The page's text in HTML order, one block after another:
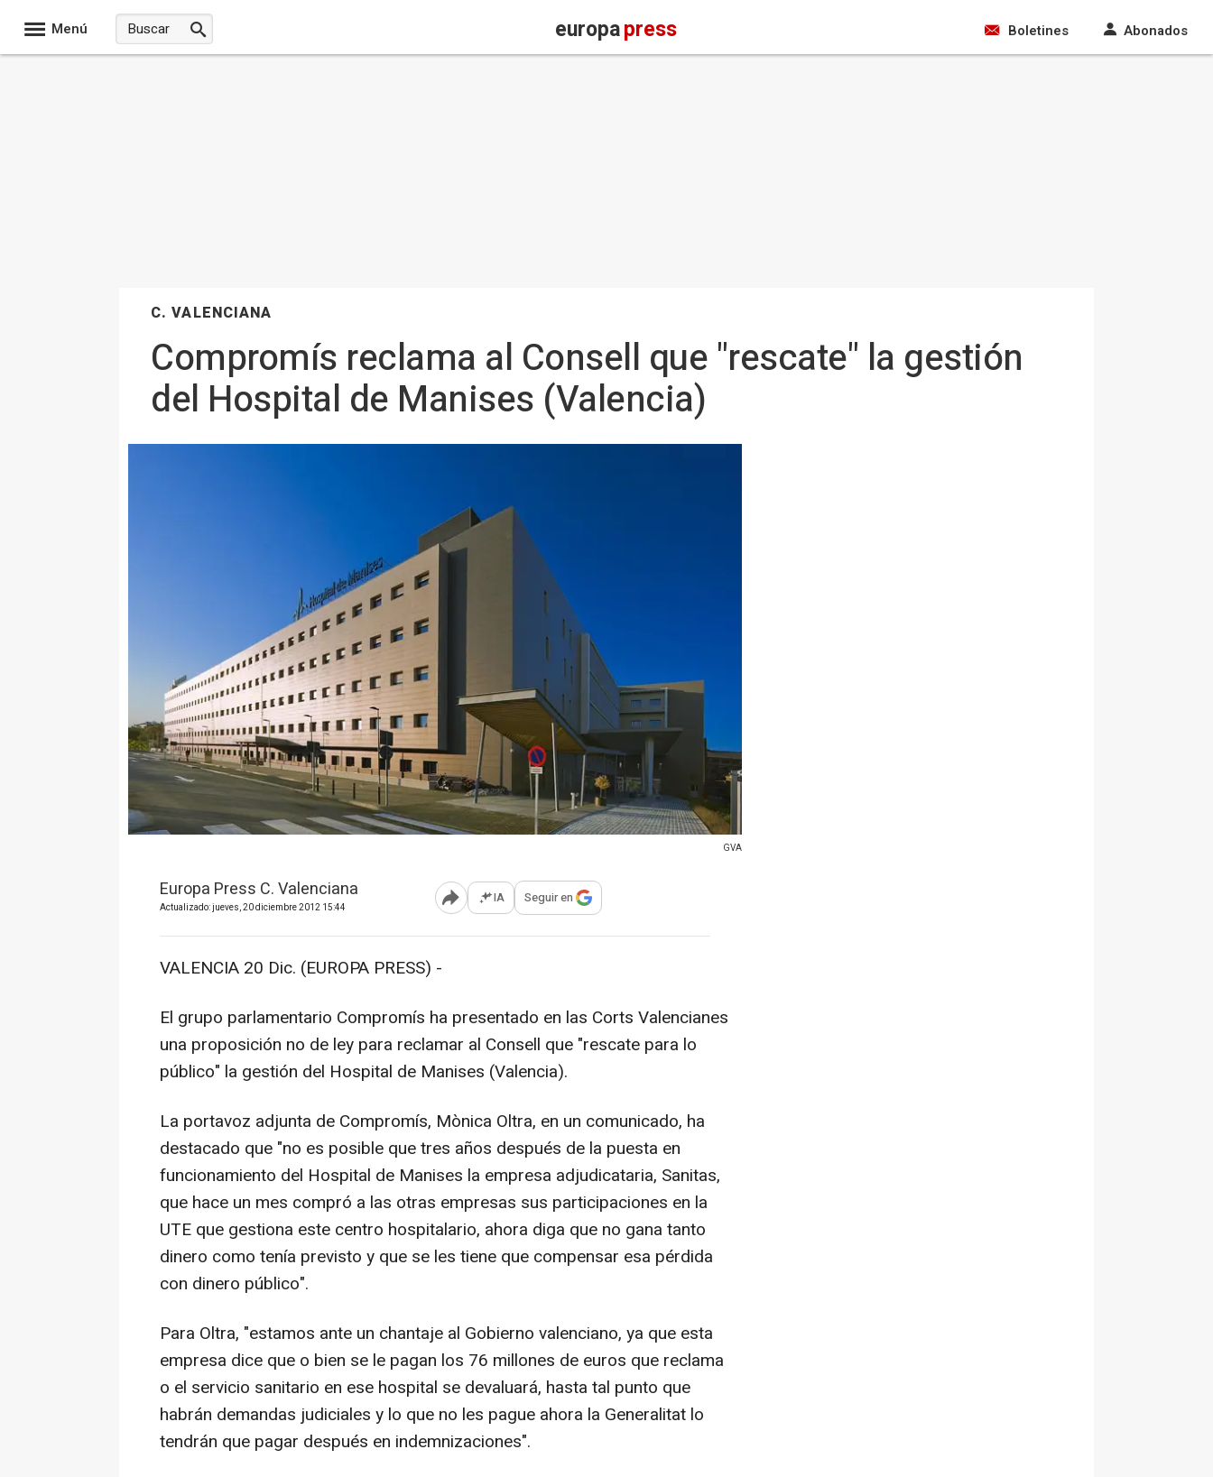
Menú europapress Boletines Abonados
C. VALENCIANA
Compromís reclama al Consell que "rescate" la gestión
del Hospital de Manises (Valencia)
GVA
Europa Press C. Valenciana
Actualizado: jueves, 20 diciembre 2012 15:44 Abrir opciones para compartir
IA Seguir en
VALENCIA 20 Dic. (EUROPA PRESS) -
El grupo parlamentario Compromís ha presentado en las Corts Valencianes
una proposición no de ley para reclamar al Consell que "rescate para lo
público" la gestión del Hospital de Manises (Valencia).
La portavoz adjunta de Compromís, Mònica Oltra, en un comunicado, ha
destacado que "no es posible que tres años después de la puesta en
funcionamiento del Hospital de Manises la empresa adjudicataria, Sanitas,
que hace un mes compró a las otras empresas sus participaciones en la
UTE que gestiona este centro hospitalario, ahora diga que no gana tanto
dinero como tenía previsto y que se les tiene que compensar esa pérdida
con dinero público".
Para Oltra, "estamos ante un chantaje al Gobierno valenciano, ya que esta
empresa dice que o bien se le pagan los 76 millones de euros que reclama
o el servicio sanitario en ese hospital se devaluará, hasta tal punto que
habrán demandas judiciales y lo que no les pague ahora la Generalitat lo
tendrán que pagar después en indemnizaciones".